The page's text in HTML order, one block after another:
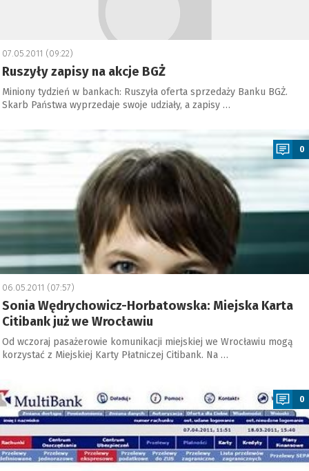
07.05.2011 (09:22)
Ruszyły zapisy na akcje BGŻ
Miniony tydzień w bankach: Ruszyła oferta sprzedaży Banku BGŻ.
Skarb Państwa wyprzedaje swoje udziały, a zapisy …
0
06.05.2011 (07:57)
Sonia Wędrychowicz-Horbatowska: Miejska Karta
Citibank już we Wrocławiu
Od wczoraj pasażerowie komunikacji miejskiej we Wrocławiu mogą
korzystać z Miejskiej Karty Płatniczej Citibank. Na …
0